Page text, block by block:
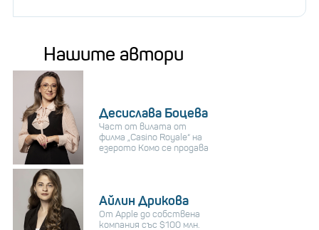
Нашите автори
Десислава Боцева
Част от вилата от
филма „Casino Royale“ на
езерото Комо се продава
Айлин Дрикова
От Apple до собствена
компания със $100 млн.